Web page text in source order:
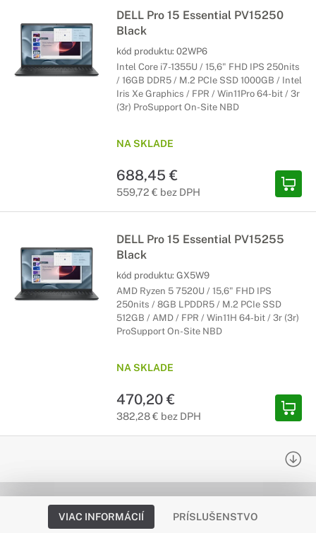
DELL Pro 15 Essential PV15250
Black
kód produktu: 02WP6
Intel Core i7-1355U / 15,6" FHD IPS 250nits
/ 16GB DDR5 / M.2 PCIe SSD 1000GB / Intel
Iris Xe Graphics / FPR / Win11Pro 64-bit / 3r
(3r) ProSupport On-Site NBD
NA SKLADE
688,45 €
559,72 € bez DPH
DELL Pro 15 Essential PV15255
Black
kód produktu: GX5W9
AMD Ryzen 5 7520U / 15,6" FHD IPS
250nits / 8GB LPDDR5 / M.2 PCIe SSD
512GB / AMD / FPR / Win11H 64-bit / 3r (3r)
ProSupport On-Site NBD
NA SKLADE
470,20 €
382,28 € bez DPH
VIAC INFORMÁCIÍ PRÍSLUŠENSTVO